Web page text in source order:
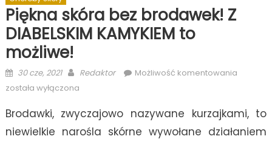
Piękna skóra bez brodawek! Z
DIABELSKIM KAMYKIEM to
możliwe!
Posted
on
30 cze, 2021 Author
Redaktor Możliwość komentowaniaPiękna
Z
została wyłączona
Brodawki, zwyczajowo nazywane kurzajkami, to
niewielkie narośla skórne wywołane działaniem